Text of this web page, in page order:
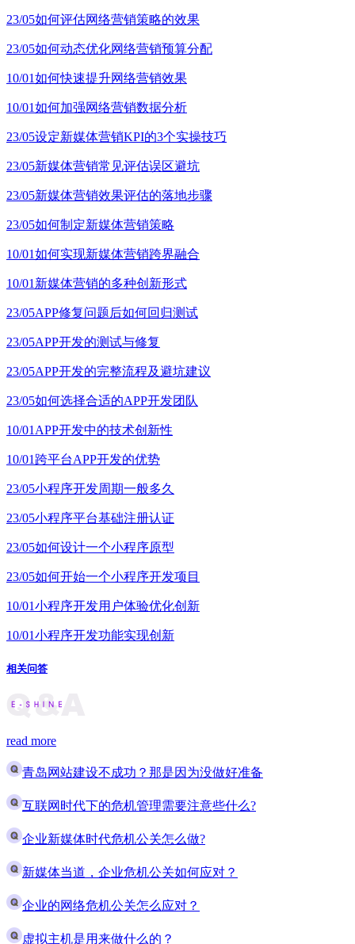
23/05如何评估网络营销策略的效果
23/05如何动态优化网络营销预算分配
10/01如何快速提升网络营销效果
10/01如何加强网络营销数据分析
23/05设定新媒体营销KPI的3个实操技巧
23/05新媒体营销常见评估误区避坑
23/05新媒体营销效果评估的落地步骤
23/05如何制定新媒体营销策略
10/01如何实现新媒体营销跨界融合
10/01 新媒体营销的多种创新形式
23/05APP修复问题后如何回归测试
23/05APP开发的测试与修复
23/05APP开发的完整流程及避坑建议
23/05如何选择合适的APP开发团队
10/01 APP开发中的技术创新性
10/01 跨平台APP开发的优势
23/05小程序开发周期一般多久
23/05小程序平台基础注册认证
23/05如何设计一个小程序原型
23/05如何开始一个小程序开发项目
10/01小程序开发用户体验优化创新
10/01小程序开发功能实现创新
相关问答
read more
青岛网站建设不成功？那是因为没做好准备
互联网时代下的危机管理需要注意些什么?
企业新媒体时代危机公关怎么做?
新媒体当道，企业危机公关如何应对？
企业的网络危机公关怎么应对？
虚拟主机是用来做什么的？